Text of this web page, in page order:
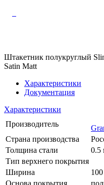
Штакетник полукруглый
Satin Matt
Характеристики
Документация
Характеристики
Производитель
Страна производства
Толщина стали
0.5
Тип верхнего покрытия
Ширина
Основа покрытия